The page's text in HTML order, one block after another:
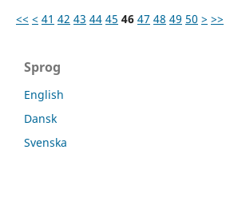
<< < 41 42 43 44 45 46 47 48 49 50 > >>
Sprog
English
Dansk
Svenska